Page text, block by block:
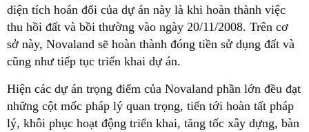
diện tích hoán đổi của dự án này là khi hoàn thành việc
thu hồi đất và bồi thường vào ngày 20/11/2008. Trên cơ
sở này, Novaland sẽ hoàn thành đóng tiền sử dụng đất và
cũng như tiếp tục triển khai dự án.
Hiện các dự án trọng điểm của Novaland phần lớn đều đạt
những cột mốc pháp lý quan trọng, tiến tới hoàn tất pháp
lý, khôi phục hoạt động triển khai, tăng tốc xây dựng, bàn